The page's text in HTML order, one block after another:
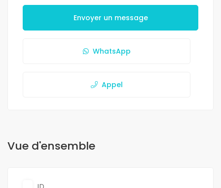
Envoyer un message
WhatsApp
Appel
Vue d'ensemble